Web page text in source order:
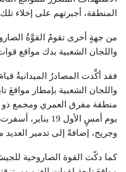
المنطقة، أجبرتهم على إخلاء
من جهةٍ أخرى تقومُ القوَّةُ
واللجان الشعبية بدك مواقع
فقد أكَّدت المصادرُ الميدانيةُ
واللجان الشعبية بإمطار مواقعَ
منطقة مفرق العمري ومجمع ذو
يوم أمسٍ الأول
وجريح، إضافةً إلى تدمير العديد
كما دكّت القوة الصاروخية